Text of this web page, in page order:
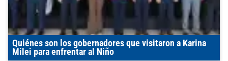
Quiénes son los gobernadores que visitaron a Karina
Milei para enfrentar al Niño